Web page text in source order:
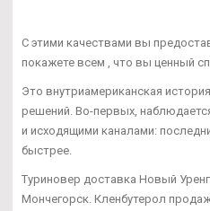
С этими качествами вы
покажете всем , что вы ценный
Это внутриамериканская
решений. Во-первых,
и исходящими каналами:
быстрее.
Туриновер доставка Новый
Мончегорск. Кленбутерол